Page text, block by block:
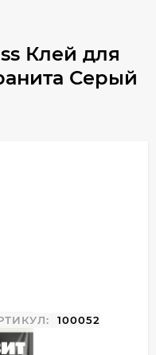
Клей для
Серый
100052